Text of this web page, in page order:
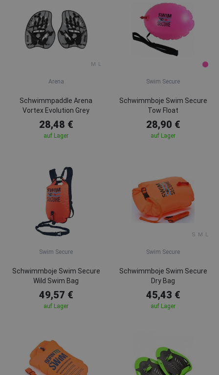
M L
Arena
Schwimmpaddle Arena
Vortex Evolution Grey
28,48 €
auf Lager
Swim Secure
Schwimmboje Swim Secure
Tow Float
28,90 €
auf Lager
Swim Secure
Schwimmboje Swim Secure
Wild Swim Bag
49,57 €
auf Lager
S M L
Swim Secure
Schwimmboje Swim Secure
Dry Bag
45,43 €
auf Lager